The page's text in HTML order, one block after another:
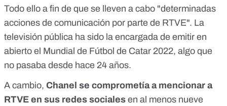
Todo ello a fin de que se lleven a cabo "determinadas
acciones de comunicación por parte de RTVE". La
televisión pública ha sido la encargada de emitir en
abierto el Mundial de Fútbol de Catar 2022, algo que
no pasaba desde hace 24 años.
A cambio, Chanel se comprometía a mencionar a
RTVE en sus redes sociales en al menos nueve